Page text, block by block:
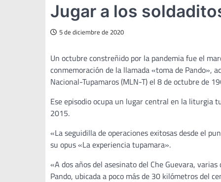
Jugar a los
5 de diciembre de 2020
Un octubre constreñido por la pandemia fue el
conmemoración de la llamada «toma de Pando»,
Nacional-Tupamaros (MLN-T) el 8 de octubre de
Ese episodio ocupa un lugar central en la liturgia
2015.
«La seguidilla de operaciones exitosas desde el
su opus «La experiencia tupamara».
«A dos años del asesinato del Che Guevara,
Pando, ubicada a poco más de 30 kilómetros del